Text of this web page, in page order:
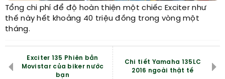
Tổng chi phí để độ hoàn thiện một chiếc Exciter như
thế này hết khoảng 40 triệu đồng trong vòng một
tháng.
Exciter 135 Phiên bản
Movistar của biker nước
bạn
Chi tiết Yamaha 135LC
2016 ngoài thật tế